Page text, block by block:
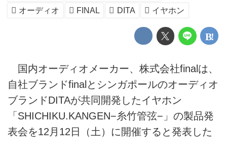
オーディオ
FINAL DITA イヤホン
国内オーディオメーカー、株式会社finalは、
自社ブランドfinalとシンガポールのオーディオ
ブランドDITAが共同開発したイヤホン
「SHICHIKU.KANGEN−糸竹管弦−」の製品発
表会を12月12日（土）に開催すると発表した